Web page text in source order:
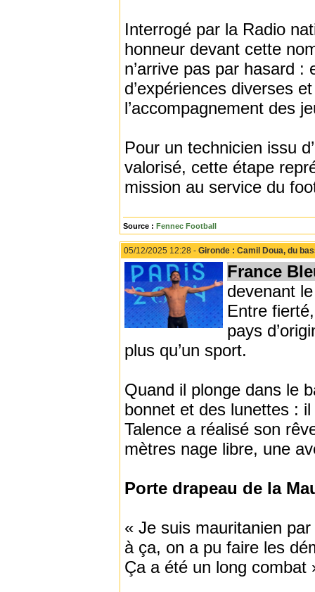
Interrogé par la Radio
honneur devant cette
n’arrive pas par hasard :
d’expériences diverses
l’accompagnement des
Pour un technicien issu
valorisé, cette étape
mission au service du
Source : Fennec Football
05/12/2025 12:28 - Gironde : Camil Doua, du
France
devenant
Entre
pays
plus qu’un sport.
Quand il plonge dans le
bonnet et des lunettes :
Talence a réalisé son
mètres nage libre, une
Porte drapeau de la
« Je suis mauritanien
à ça, on a pu faire les
Ça a été un long combat